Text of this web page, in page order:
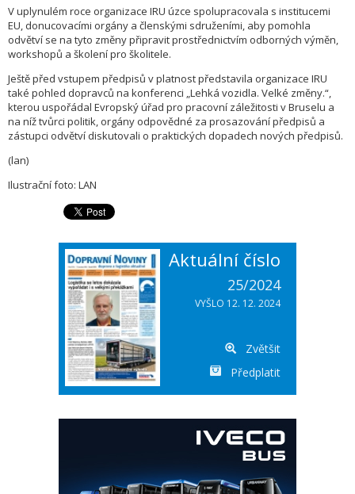
V uplynulém roce organizace IRU úzce spolupracovala s institucemi
EU, donucovacími orgány a členskými sdruženími, aby pomohla
odvětví se na tyto změny připravit prostřednictvím odborných výměn,
workshopů a školení pro školitele.
Ještě před vstupem předpisů v platnost představila organizace IRU
také pohled dopravců na konferenci „Lehká vozidla. Velké změny.“,
kterou uspořádal Evropský úřad pro pracovní záležitosti v Bruselu a
na níž tvůrci politik, orgány odpovědné za prosazování předpisů a
zástupci odvětví diskutovali o praktických dopadech nových předpisů.
(lan)
Ilustrační foto: LAN
Aktuální číslo
25/2024
VYŠLO 12. 12. 2024
Zvětšit
Předplatit